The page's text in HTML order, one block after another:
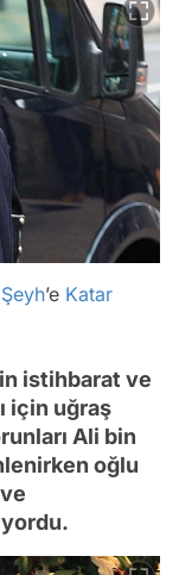
Şeyh’e Katar
istihbarat ve
için uğraş
Ali bin
oğlu